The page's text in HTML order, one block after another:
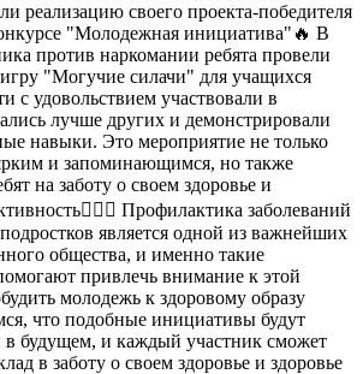
реализацию своего проекта-победителя
"Молодежная инициатива"🔥 В
против наркомании ребята провели
"Могучие силачи" для учащихся
удовольствием участвовали в
лучше других и демонстрировали
навыки. Это мероприятие не только
и запоминающимся, но также
на заботу о своем здоровье и
Профилактика заболеваний
является одной из важнейших
общества, и именно такие
привлечь внимание к этой
молодежь к здоровому образу
что подобные инициативы будут
в будущем, и каждый участник сможет
в заботу о своем здоровье и здоровье